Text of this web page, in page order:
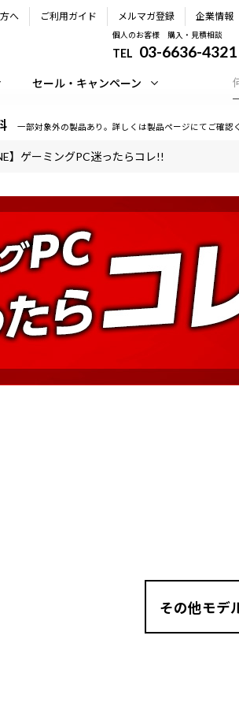
へ ご利用ガイド メルマガ登録 企業情報
個人のお客様 購入・見積相談
TEL 03-6636-4321
セール・キャンペーン
一部対象外の製品あり。詳しくは製品ページにてご確認
】ゲーミングPC迷ったらコレ!!
その他モデ